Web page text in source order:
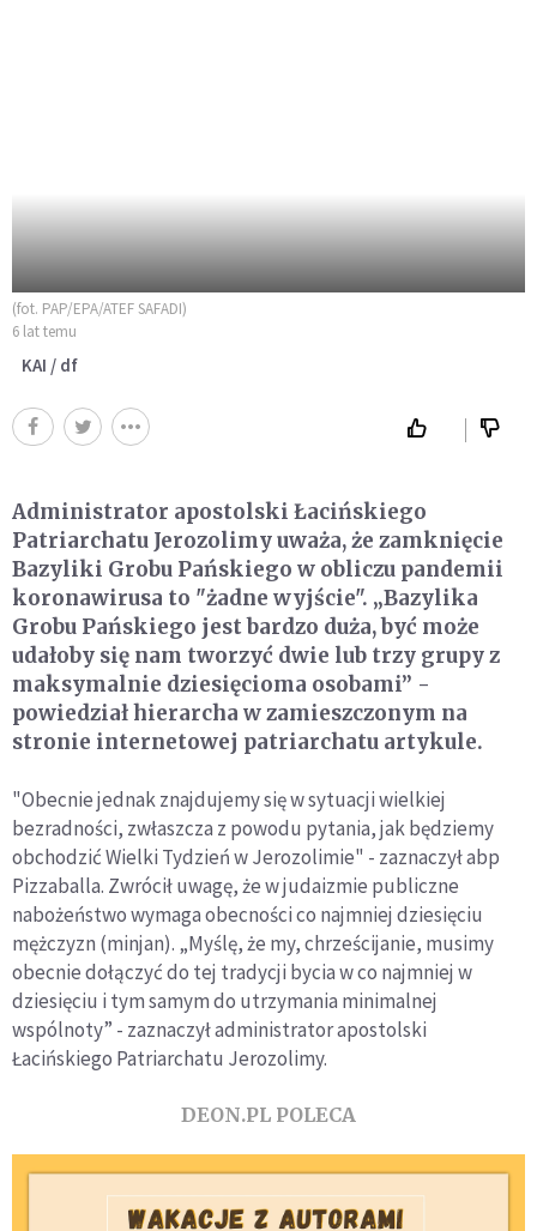
(fot. PAP/EPA/ATEF SAFADI)
6 lat temu
KAI / df
Administrator apostolski Łacińskiego
Patriarchatu Jerozolimy uważa, że zamknięcie
Bazyliki Grobu Pańskiego w obliczu pandemii
koronawirusa to "żadne wyjście". „Bazylika
Grobu Pańskiego jest bardzo duża, być może
udałoby się nam tworzyć dwie lub trzy grupy z
maksymalnie dziesięcioma osobami” -
powiedział hierarcha w zamieszczonym na
stronie internetowej patriarchatu artykule.
"Obecnie jednak znajdujemy się w sytuacji wielkiej
bezradności, zwłaszcza z powodu pytania, jak będziemy
obchodzić Wielki Tydzień w Jerozolimie" - zaznaczył abp
Pizzaballa. Zwrócił uwagę, że w judaizmie publiczne
nabożeństwo wymaga obecności co najmniej dziesięciu
mężczyzn (minjan). „Myślę, że my, chrześcijanie, musimy
obecnie dołączyć do tej tradycji bycia w co najmniej w
dziesięciu i tym samym do utrzymania minimalnej
wspólnoty” - zaznaczył administrator apostolski
Łacińskiego Patriarchatu Jerozolimy.
DEON.PL POLECA